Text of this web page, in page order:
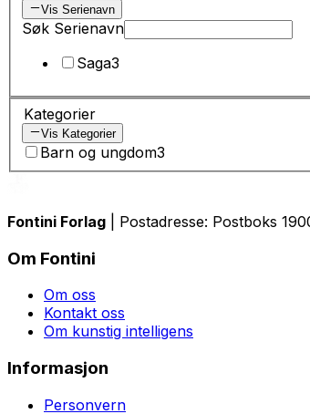
Vis Serienavn
Søk Serienavn
Saga3
Kategorier
Vis Kategorier
Barn og ungdom3
Fontini Forlag | Postadresse: Postboks
Om Fontini
Om oss
Kontakt oss
Om kunstig intelligens
Informasjon
Personvern